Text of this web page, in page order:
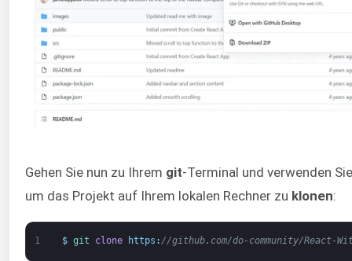
Gehen Sie nun zu Ihrem git-Terminal und verwenden
um das Projekt auf Ihrem lokalen Rechner zu klonen:
1 $ git clone https : //github.com/do-community/React-